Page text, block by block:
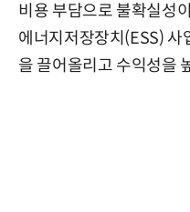
비용 부담으로 불확실성
에너지저장장치(ESS) 사
을 끌어올리고 수익성을